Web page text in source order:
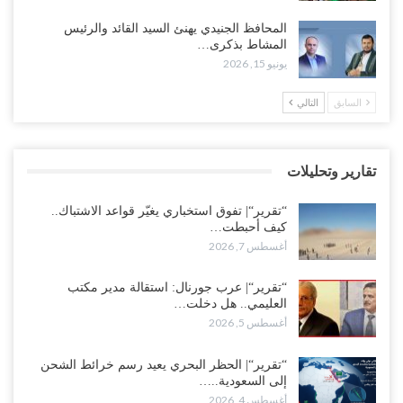
“تقرير“| عرب جورنال: استقالة مدير مكتب العليمي.. هل دخلت سلطة
الرئاسي مرحلة التفكك المؤسسي..!
أغسطس 5, 2026
حضرموت على حافة الانفجار.. اشتباكات قبلية مع فصائل سعودية
وسط معركة سعودية لإسقاط آخر معاقل الزبيدي.. القبائل تستنفر و”درع
الوطن” تبدأ الانتشار..!
أغسطس 5, 2026
خلافات الرواتب تشعل مواجهة داخل معسكر التحالف… والإصلاح يصعّد
في جبهات مأرب وتعز والضالع..!
أغسطس 5, 2026
تعميد الشهادات يشعل غضباً واسعاً..!
أغسطس 5, 2026
المحافظ الجنيدي يهنئ السيد القائد والرئيس
المشاط بذكرى…
يونيو 15, 2026
السابق التالي
تقارير وتحليلات
“تقرير“| تفوق استخباري يغيّر قواعد الاشتباك..
كيف أحبطت…
أغسطس 7, 2026
“تقرير“| عرب جورنال: استقالة مدير مكتب
العليمي.. هل دخلت…
أغسطس 5, 2026
“تقرير“| الحظر البحري يعيد رسم خرائط الشحن
إلى السعودية..…
أغسطس 4, 2026